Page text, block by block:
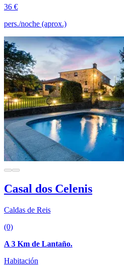
36 €
pers./noche (aprox.)
Casal dos Celenis
Caldas de Reis
(0)
A 3 Km de Lantaño.
Habitación